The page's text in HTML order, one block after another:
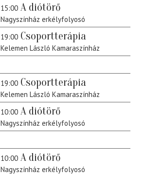
15:00 A diótörő
Nagyszínház erkélyfolyosó
19:00 Csoportterápia
Kelemen László Kamaraszínház
19:00 Csoportterápia
Kelemen László Kamaraszínház
10:00 A diótörő
Nagyszínház erkélyfolyosó
10:00 A diótörő
Nagyszínház erkélyfolyosó